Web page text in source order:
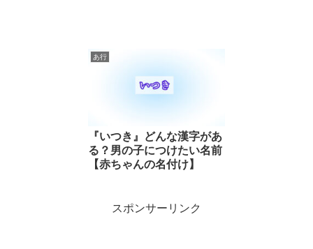
あ行
『いつき』どんな漢字があ
る？男の子につけたい名前
【赤ちゃんの名付け】
スポンサーリンク